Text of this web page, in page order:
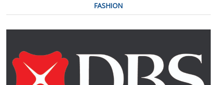
FASHION